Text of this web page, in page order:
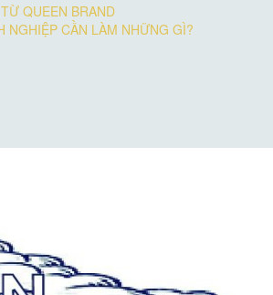
QUEEN BRAND
NGHIỆP CẦN LÀM NHỮNG GÌ?